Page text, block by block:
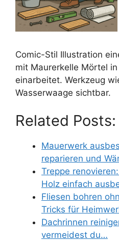
Comic-Stil Illustration
mit Maurerkelle Mörtel
einarbeitet. Werkzeug
Wasserwaage sichtbar.
Related Posts:
Mauerwerk
reparieren und
Treppe
Holz einfach
Fliesen bohren
Tricks für
Dachrinnen
vermeidest du…